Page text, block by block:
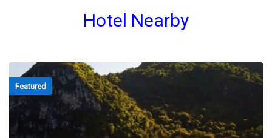
Hotel Nearby
Featured